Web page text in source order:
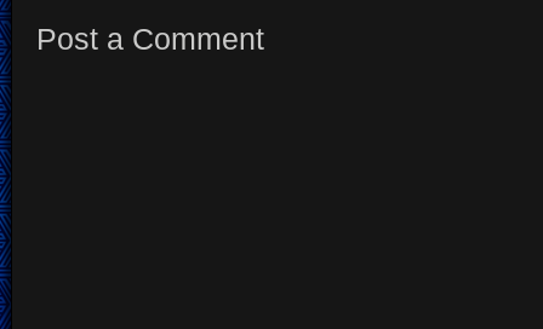
Post a Comment